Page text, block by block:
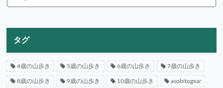
タグ
4歳の山歩き 5歳の山歩き 6歳の山歩き 7歳の山歩き
8歳の山歩き 9歳の山歩き 10歳の山歩き asobitogear